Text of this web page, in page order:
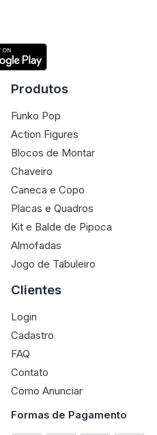
Produtos
Funko Pop
Action Figures
Blocos de Montar
Chaveiro
Caneca e Copo
Placas e Quadros
Kit e Balde de Pipoca
Almofadas
Jogo de Tabuleiro
Clientes
Login
Cadastro
FAQ
Contato
Como Anunciar
Formas de Pagamento